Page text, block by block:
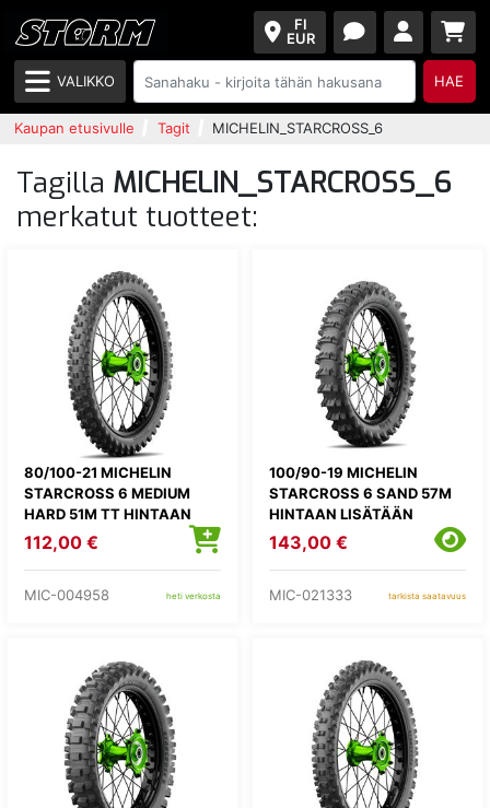
FI
EUR
VALIKKO HAE
Kaupan etusivulle Tagit MICHELIN_STARCROSS_6
Tagilla MICHELIN_STARCROSS_6
merkatut tuotteet:
80/100-21 MICHELIN
STARCROSS 6 MEDIUM
HARD 51M TT HINTAAN
LISÄTÄÄN
KIERRÄTYSMAKSU 1,82E
112,00 €
MIC-004958 heti verkosta
100/90-19 MICHELIN
STARCROSS 6 SAND 57M
HINTAAN LISÄTÄÄN
KIERRÄTYSMAKSU 1,82E
143,00 €
MIC-021333 tarkista saatavuus